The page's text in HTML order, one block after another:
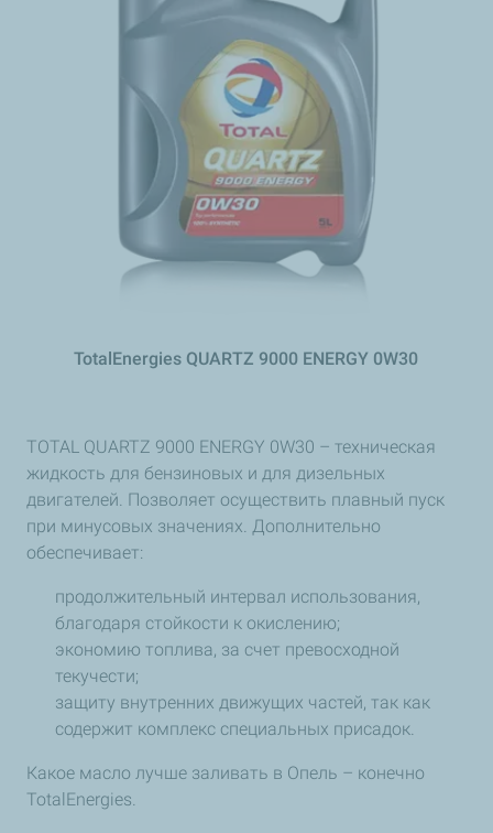
TotalEnergies QUARTZ 9000 ENERGY 0W30
TOTAL QUARTZ 9000 ENERGY 0W30 – техническая
жидкость для бензиновых и для дизельных
двигателей. Позволяет осуществить плавный пуск
при минусовых значениях. Дополнительно
обеспечивает:
продолжительный интервал использования,
благодаря стойкости к окислению;
экономию топлива, за счет превосходной
текучести;
защиту внутренних движущих частей, так как
содержит комплекс специальных присадок.
Какое масло лучше заливать в Опель – конечно
TotalEnergies.